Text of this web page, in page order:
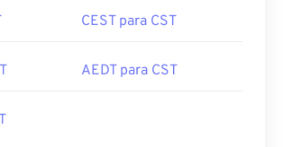
CEST para CST
AEDT para CST